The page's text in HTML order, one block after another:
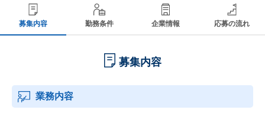
募集内容 勤務条件 企業情報 応募の流れ
募集内容
業務内容